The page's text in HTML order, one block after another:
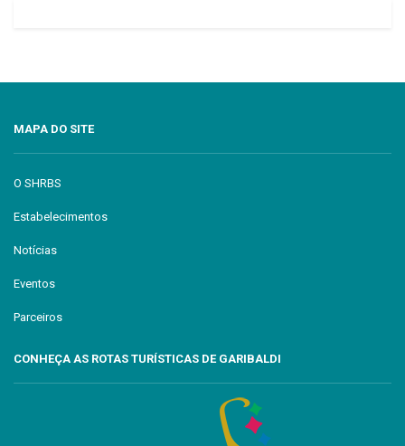
MAPA DO SITE
O SHRBS
Estabelecimentos
Notícias
Eventos
Parceiros
CONHEÇA AS ROTAS TURÍSTICAS DE GARIBALDI